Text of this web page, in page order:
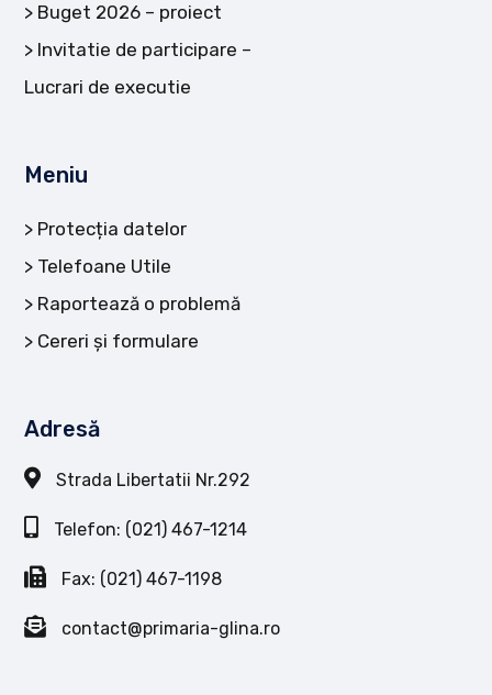
Buget 2026 – proiect
Invitatie de participare –
Lucrari de executie
Meniu
Protecția datelor
Telefoane Utile
Raportează o problemă
Cereri și formulare
Adresă
Strada Libertatii Nr.292
Telefon: (021) 467-1214
Fax: (021) 467-1198
contact@primaria-glina.ro